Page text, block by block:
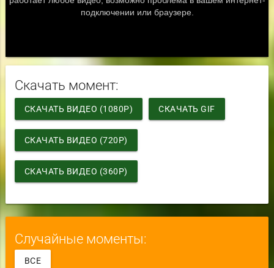
Скачать момент:
СКАЧАТЬ ВИДЕО (1080P) СКАЧАТЬ GIF
СКАЧАТЬ ВИДЕО (720P)
СКАЧАТЬ ВИДЕО (360P)
Случайные моменты:
ВСЕ